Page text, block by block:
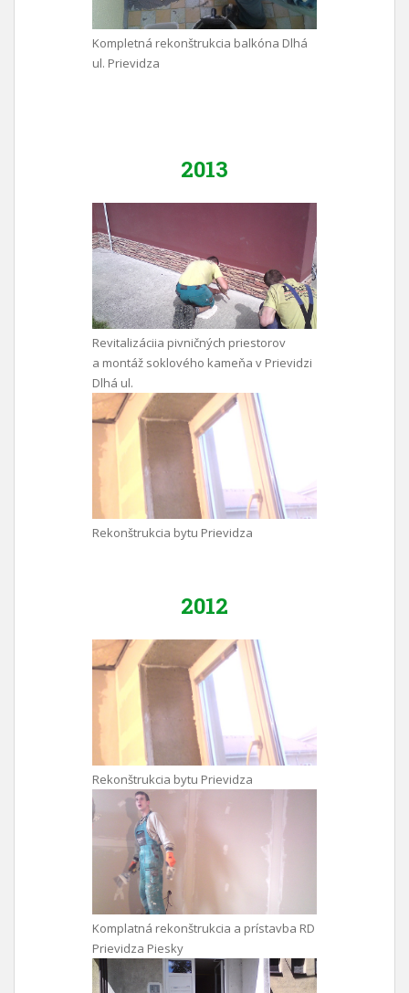
Kompletná rekonštrukcia balkóna Dlhá
ul. Prievidza
2013
Revitalizáciia pivničných priestorov
a montáž soklového kameňa v Prievidzi
Dlhá ul.
Rekonštrukcia bytu Prievidza
2012
Rekonštrukcia bytu Prievidza
Komplatná rekonštrukcia a prístavba RD
Prievidza Piesky